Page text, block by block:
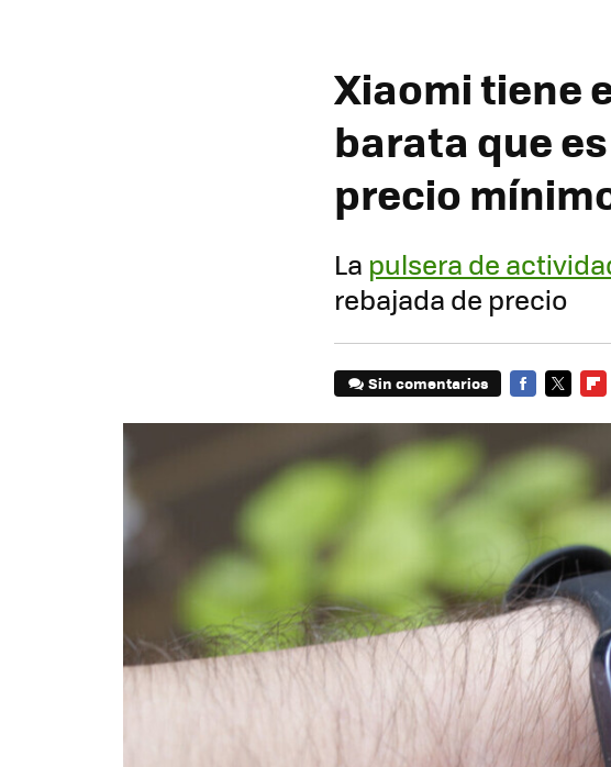
Xiaomi tiene
barata que
precio
La pulsera de
rebajada de precio
Sin comentarios